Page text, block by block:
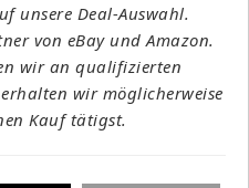
unsere Deal-Auswahl.
von eBay und Amazon.
wir an qualifizierten
wir möglicherweise
Kauf tätigst.